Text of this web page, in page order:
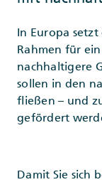
In Europa setzt
Rahmen für
nachhaltigere
sollen in den
fließen – und
gefördert
Damit Sie sich